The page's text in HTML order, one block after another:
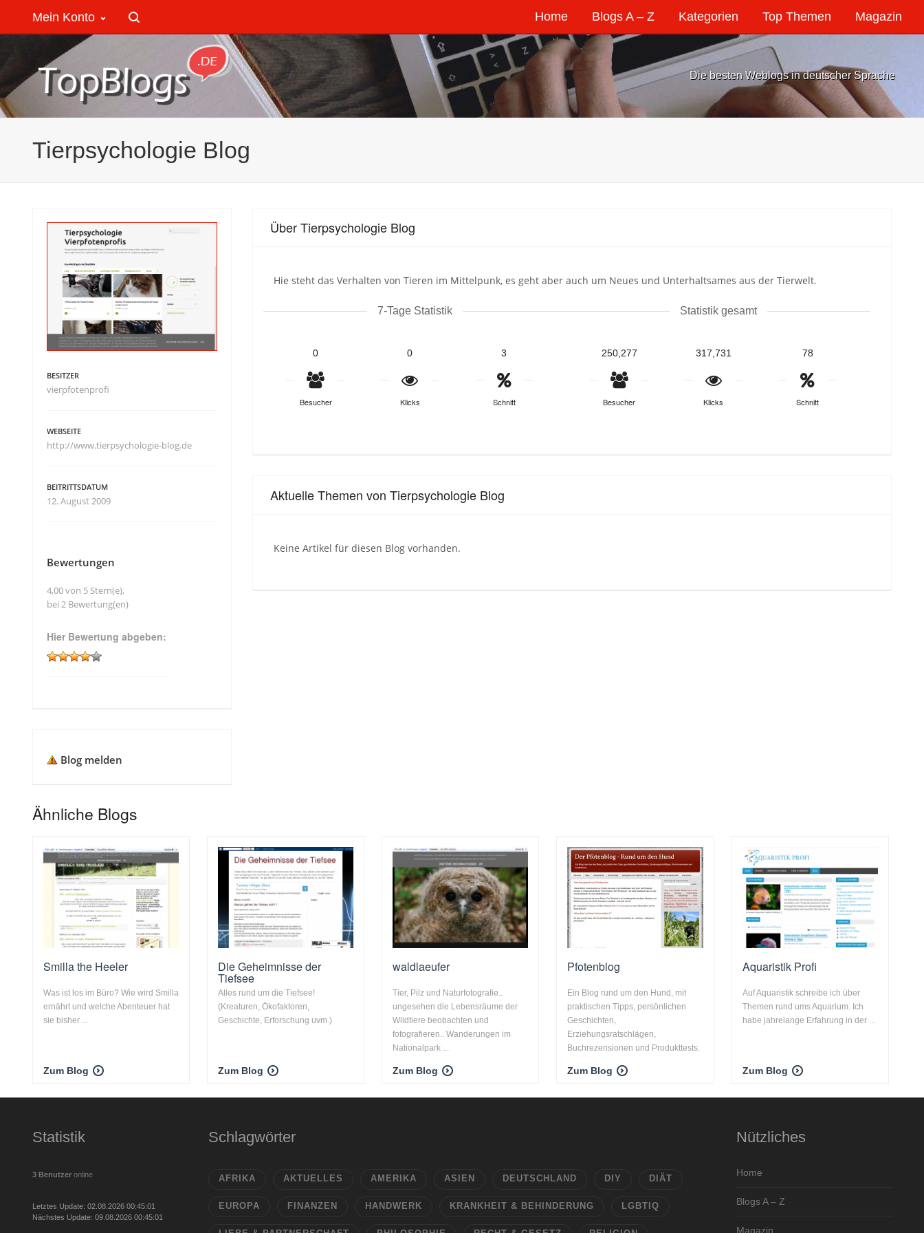
Home Blogs A – Z Kategorien Top Themen Magazin
Mein Konto
Die besten Weblogs in deutscher Sprache
Tierpsychologie Blog
Über Tierpsychologie Blog
Hie steht das Verhalten von Tieren im Mittelpunk, es geht aber auch um Neues und Unterhaltsames aus der Tierwelt.
7-Tage Statistik
0
Besucher
0
Klicks
3
Schnitt
Statistik gesamt
250,277
Besucher
317,731
Klicks
78
Schnitt
Aktuelle Themen von Tierpsychologie Blog
Keine Artikel für diesen Blog vorhanden.
BESITZER
vierpfotenprofi
WEBSEITE
http://www.tierpsychologie-blog.de
BEITRITTSDATUM
12. August 2009
Bewertungen
4,00 von 5 Stern(e),
bei 2 Bewertung(en)
Hier Bewertung abgeben:
Blog melden
Ähnliche Blogs
Smilla the Heeler
Was ist los im Büro? Wie wird Smilla
ernährt und welche Abenteuer hat
sie bisher ...
Zum Blog
Die Geheimnisse der
Tiefsee
Alles rund um die Tiefsee!
(Kreaturen, Ökofaktoren,
Geschichte, Erforschung uvm.)
Zum Blog
waldlaeufer
Tier, Pilz und Naturfotografie..
ungesehen die Lebensräume der
Wildtiere beobachten und
fotografieren.. Wanderungen im
Nationalpark ...
Zum Blog
Pfotenblog
Ein Blog rund um den Hund, mit
praktischen Tipps, persönlichen
Geschichten,
Erziehungsratschlägen,
Buchrezensionen und Produkttests.
Zum Blog
Aquaristik Profi
Auf Aquaristik schreibe ich über
Themen rund ums Aquarium. Ich
habe jahrelange Erfahrung in der ...
Zum Blog
Statistik
3 Benutzer online
Letztes Update: 02.08.2026 00:45:01
Nächstes Update: 09.08.2026 00:45:01
Schlagwörter
AFRIKA AKTUELLES AMERIKA ASIEN DEUTSCHLAND DIY DIÄT
EUROPA FINANZEN HANDWERK KRANKHEIT & BEHINDERUNG LGBTIQ
Nützliches
Home
Blogs A – Z
Magazin